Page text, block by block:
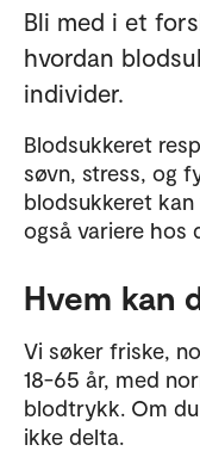
Bli med i et
hvordan
individer.
Blodsukkeret
søvn, stress, og
blodsukkeret
også variere hos
Hvem kan
Vi søker friske,
18-65 år, med
blodtrykk. Om
ikke delta.